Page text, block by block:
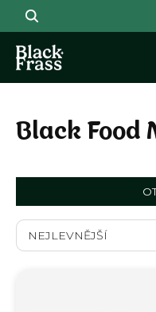
Přejít na obsah
Black Food
NEJLEVNĚJŠÍ
Výpis produktů